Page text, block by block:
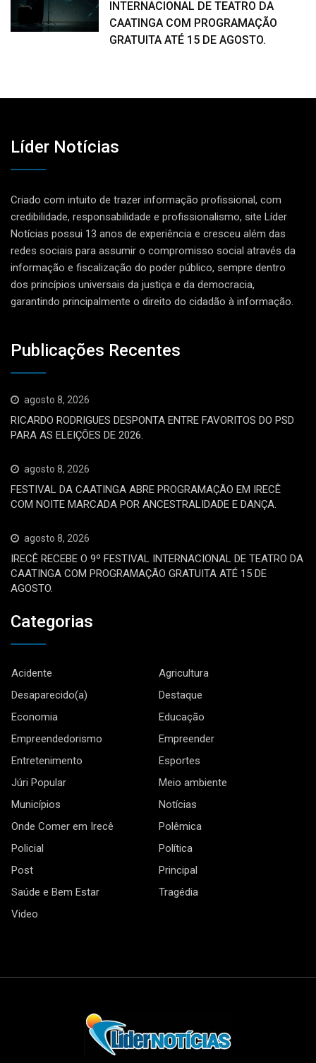
INTERNACIONAL DE TEATRO DA
CAATINGA COM PROGRAMAÇÃO
GRATUITA ATÉ 15 DE AGOSTO.
Líder Notícias
Criado com intuito de trazer informação profissional, com
credibilidade, responsabilidade e profissionalismo, site Líder
Notícias possui 13 anos de experiência e cresceu além das
redes sociais para assumir o compromisso social através da
informação e fiscalização do poder público, sempre dentro
dos princípios universais da justiça e da democracia,
garantindo principalmente o direito do cidadão à informação.
Publicações Recentes
agosto 8, 2026
RICARDO RODRIGUES DESPONTA ENTRE FAVORITOS DO PSD
PARA AS ELEIÇÕES DE 2026.
agosto 8, 2026
FESTIVAL DA CAATINGA ABRE PROGRAMAÇÃO EM IRECÊ
COM NOITE MARCADA POR ANCESTRALIDADE E DANÇA.
agosto 8, 2026
IRECÊ RECEBE O 9º FESTIVAL INTERNACIONAL DE TEATRO DA
CAATINGA COM PROGRAMAÇÃO GRATUITA ATÉ 15 DE
AGOSTO.
Categorias
Acidente
Agricultura
Desaparecido(a)
Destaque
Economia
Educação
Empreendedorismo
Empreender
Entretenimento
Esportes
Júri Popular
Meio ambiente
Municípios
Notícias
Onde Comer em Irecê
Polêmica
Policial
Política
Post
Principal
Saúde e Bem Estar
Tragédia
Video